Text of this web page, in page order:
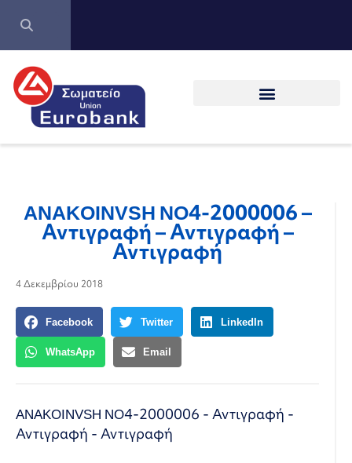
ANAKOINVSH NO4-2000006 –
Αντιγραφή – Αντιγραφή –
Αντιγραφή
4 Δεκεμβρίου 2018
Facebook Twitter LinkedIn
WhatsApp Email
ANAKOINVSH NO4-2000006 - Αντιγραφή -
Αντιγραφή - Αντιγραφή